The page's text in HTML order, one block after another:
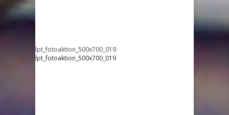
lpt_fotoaktion_500x700_019
lpt_fotoaktion_500x700_019